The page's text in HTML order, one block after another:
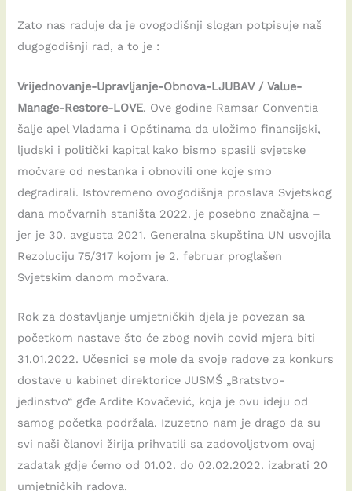
Zato nas raduje da je ovogodišnji slogan potpisuje naš
dugogodišnji rad, a to je :
Vrijednovanje-Upravljanje-Obnova-LJUBAV / Value-
Manage-Restore-LOVE. Ove godine Ramsar Conventia
šalje apel Vladama i Opštinama da uložimo finansijski,
ljudski i politički kapital kako bismo spasili svjetske
močvare od nestanka i obnovili one koje smo
degradirali. Istovremeno ovogodišnja proslava Svjetskog
dana močvarnih staništa 2022. je posebno značajna –
jer je 30. avgusta 2021. Generalna skupština UN usvojila
Rezoluciju 75/317 kojom je 2. februar proglašen
Svjetskim danom močvara.
Rok za dostavljanje umjetničkih djela je povezan sa
početkom nastave što će zbog novih covid mjera biti
31.01.2022. Učesnici se mole da svoje radove za konkurs
dostave u kabinet direktorice JUSMŠ „Bratstvo-
jedinstvo“ gđe Ardite Kovačević, koja je ovu ideju od
samog početka podržala. Izuzetno nam je drago da su
svi naši članovi žirija prihvatili sa zadovoljstvom ovaj
zadatak gdje ćemo od 01.02. do 02.02.2022. izabrati 20
umjetničkih radova.